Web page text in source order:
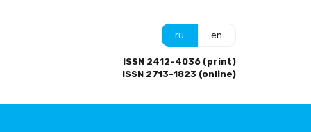
ru en
ISSN 2412-4036 (print)
ISSN 2713-1823 (online)